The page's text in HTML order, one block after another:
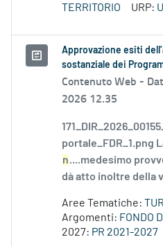
TERRITORIO
URP:
Approvazione esiti
sostanziale dei
Contenuto Web -
2026 12.35
portale_FDR_1.png
n....medesimo
dà atto inoltre della
Aree Tematiche:
Argomenti: FONDO
2027: PR 2021-2027